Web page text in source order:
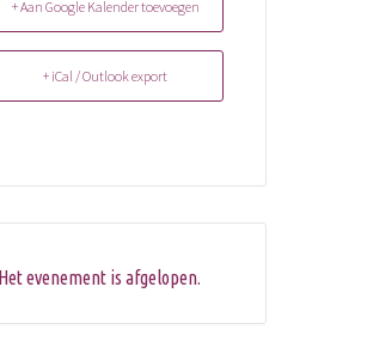
+ Aan Google Kalender toevoegen
+ iCal / Outlook export
Het evenement is afgelopen.